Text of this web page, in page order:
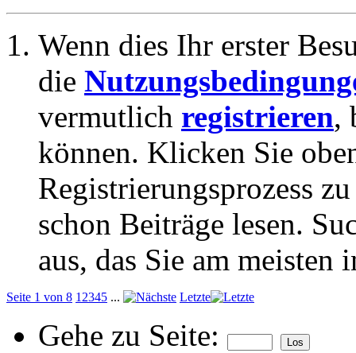
Wenn dies Ihr erster
die
vermutlich registrieren,
können. Klicken Sie
Registrierungsprozess
schon Beiträge lesen.
aus, das Sie am meisten
Seite 1 von 8 1 2345 ... Letzte
Gehe zu Seite: